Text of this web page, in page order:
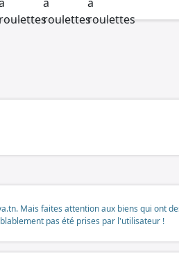
Mais faites attention aux biens qui ont
pas été prises par l'utilisateur !